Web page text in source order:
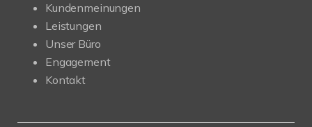
Kundenmeinungen
Leistungen
Unser Büro
Engagement
Kontakt